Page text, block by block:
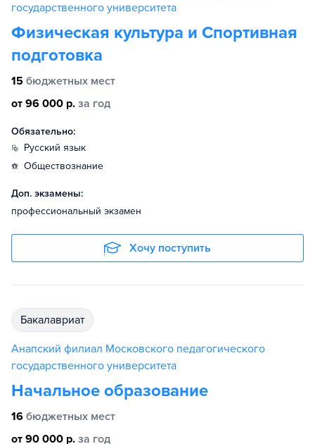
государственного университета
Физическая культура и Спортивная
подготовка
15 бюджетных мест
от 96 000 р. за год
Обязательно:
русский язык
обществознание
Доп. экзамены:
профессиональный экзамен
Хочу поступить
бакалавриат
Анапский филиал Московского педагогического
государственного университета
Начальное образование
16 бюджетных мест
от 90 000 р. за год